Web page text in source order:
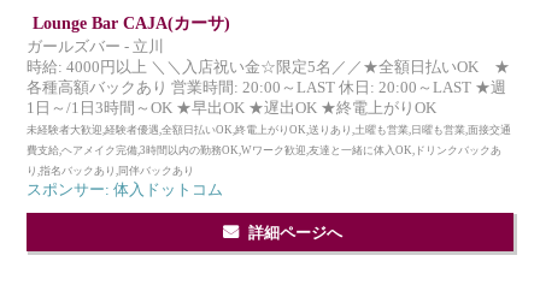
Lounge Bar CAJA(カーサ)
ガールズバー - 立川
時給: 4000円以上 ＼＼入店祝い金☆限定5名／／★全額日払いOK ★
各種高額バックあり 営業時間: 20:00～LAST 休日: 20:00～LAST ★週
1日～/1日3時間～OK ★早出OK ★遅出OK ★終電上がりOK
未経験者大歓迎,経験者優遇,全額日払いOK,終電上がりOK,送りあり,土曜も営業,日曜も営業,面接交通
費支給,ヘアメイク完備,3時間以内の勤務OK,Wワーク歓迎,友達と一緒に体入OK,ドリンクバックあ
り,指名バックあり,同伴バックあり
スポンサー: 体入ドットコム
詳細ページへ